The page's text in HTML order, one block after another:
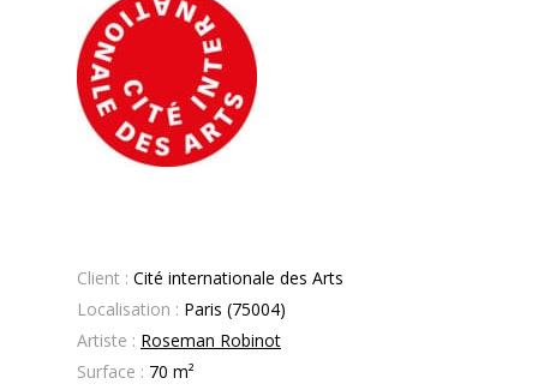
Client : Cité internationale des Arts
Localisation : Paris (75004)
Artiste : Roseman Robinot
Surface : 70 m²